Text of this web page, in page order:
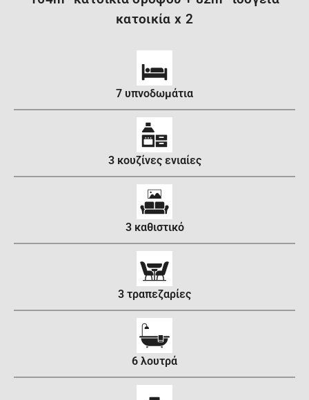
κατοικία x 2
7 υπνοδωμάτια
3 κουζίνες ενιαίες
3 καθιστικό
3 τραπεζαρίες
6 λουτρά